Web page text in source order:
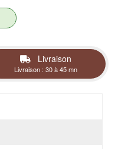
Livraison
Livraison : 30 à 45 mn